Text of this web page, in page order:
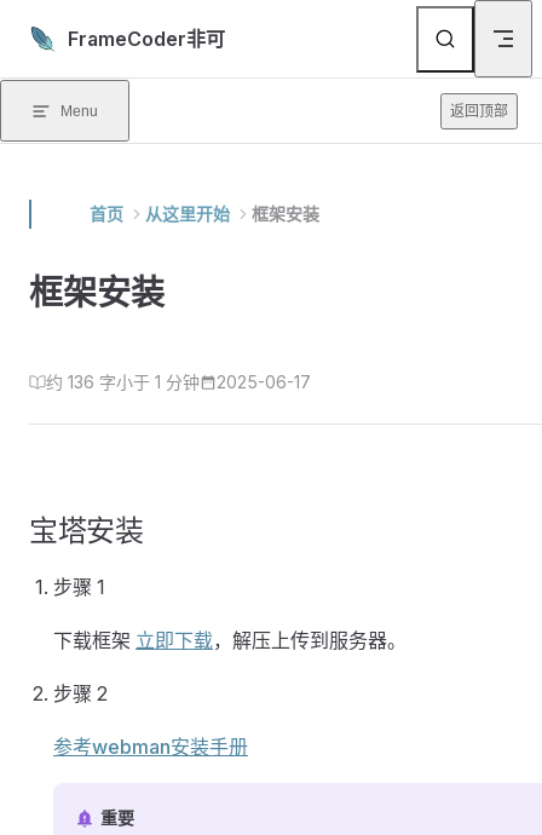
Skip to content
FrameCoder非可
Menu 返回顶部
首页 从这里开始 框架安装
框架安装
约 136 字小于 1 分钟 2025-06-17
宝塔安装
步骤 1
下载框架 立即下载，解压上传到服务器。
步骤 2
参考webman安装手册
重要